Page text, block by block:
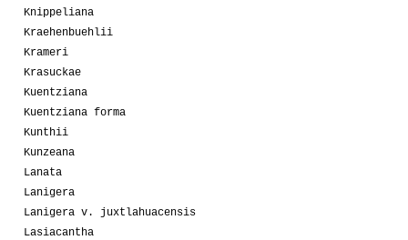
Knippeliana
Kraehenbuehlii
Krameri
Krasuckae
Kuentziana
Kuentziana forma
Kunthii
Kunzeana
Lanata
Lanigera
Lanigera v. juxtlahuacensis
Lasiacantha